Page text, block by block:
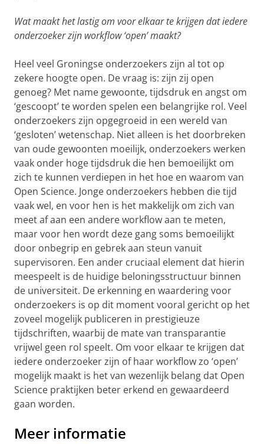
Wat maakt het lastig om voor elkaar te krijgen dat iedere
onderzoeker zijn workflow ‘open’ maakt?
Heel veel Groningse onderzoekers zijn al tot op
zekere hoogte open. De vraag is: zijn zij open
genoeg? Met name gewoonte, tijdsdruk en angst om
‘gescoopt’ te worden spelen een belangrijke rol. Veel
onderzoekers zijn opgegroeid in een wereld van
‘gesloten’ wetenschap. Niet alleen is het doorbreken
van oude gewoonten moeilijk, onderzoekers werken
vaak onder hoge tijdsdruk die hen bemoeilijkt om
zich te kunnen verdiepen in het hoe en waarom van
Open Science. Jonge onderzoekers hebben die tijd
vaak wel, en voor hen is het makkelijk om zich van
meet af aan een andere workflow aan te meten,
maar voor hen wordt deze gang soms bemoeilijkt
door onbegrip en gebrek aan steun vanuit
supervisoren. Een ander cruciaal element dat hierin
meespeelt is de huidige beloningsstructuur binnen
de universiteit. De erkenning en waardering voor
onderzoekers is op dit moment vooral gericht op het
zoveel mogelijk publiceren in prestigieuze
tijdschriften, waarbij de mate van transparantie
vrijwel geen rol speelt. Om voor elkaar te krijgen dat
iedere onderzoeker zijn of haar workflow zo ‘open’
mogelijk maakt is het van wezenlijk belang dat Open
Science praktijken beter erkend en gewaardeerd
gaan worden.
Meer informatie